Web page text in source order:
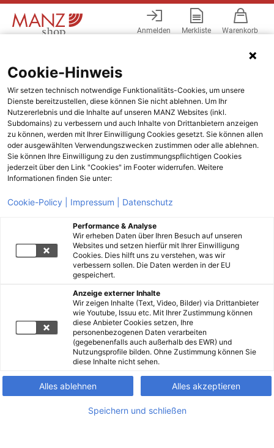
Anmelden Merkliste Warenkorb
Cookie-Hinweis
Wir setzen technisch notwendige Funktionalitäts-Cookies, um unsere
Dienste bereitzustellen, diese können Sie nicht ablehnen. Um Ihr
Nutzererlebnis und die Inhalte auf unseren MANZ Websites (inkl.
Subdomains) zu verbessern und auch Inhalte von Drittanbietern anzeigen
zu können, werden mit Ihrer Einwilligung Cookies gesetzt. Sie können allen
oder ausgewählten Verwendungszwecken zustimmen oder alle ablehnen.
Sie können Ihre Einwilligung zu den zustimmungspflichtigen Cookies
jederzeit über den Link "Cookies" im Footer widerrufen. Weitere
Informationen finden Sie unter:
Cookie-Policy | Impressum | Datenschutz
Performance & Analyse
Wir erheben Daten über Ihren Besuch auf unseren
Websites und setzen hierfür mit Ihrer Einwilligung
Cookies. Dies hilft uns zu verstehen, was wir
verbessern sollen. Die Daten werden in der EU
gespeichert.
Anzeige externer Inhalte
Wir zeigen Inhalte (Text, Video, Bilder) via Drittanbieter
wie Youtube, Issuu etc. Mit Ihrer Zustimmung können
diese Anbieter Cookies setzen, Ihre
personenbezogenen Daten verarbeiten
(gegebenenfalls auch außerhalb des EWR) und
Nutzungsprofile bilden. Ohne Zustimmung können Sie
diese Inhalte nicht sehen.
Alles ablehnen Alles akzeptieren
Speichern und schließen